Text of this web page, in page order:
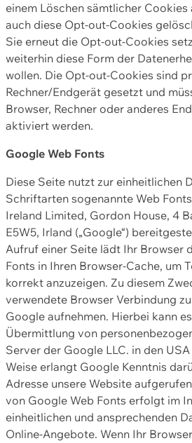
einem Löschen sämtlicher
auch diese Opt-out-Cookies
Sie erneut die Opt-out-Cookies
weiterhin diese Form der
wollen. Die Opt-out-Cookies sind
Rechner/Endgerät gesetzt und
Browser, Rechner oder anderes
aktiviert werden.
Google Web Fonts
Diese Seite nutzt zur einheitlichen
Schriftarten sogenannte Web
Ireland Limited, Gordon House, 4
E5W5, Irland („Google“)
Aufruf einer Seite lädt Ihr Browser
Fonts in Ihren Browser-Cache, um
korrekt anzuzeigen. Zu diesem
verwendete Browser Verbindung
Google aufnehmen. Hierbei kann
Übermittlung von
Server der Google LLC. in den
Weise erlangt Google Kenntnis
Adresse unsere Website
von Google Web Fonts erfolgt im
einheitlichen und ansprechenden
Online-Angebote. Wenn Ihr